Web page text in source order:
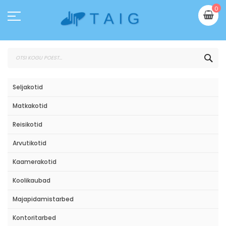
to
Content
0
Seljakotid
Matkakotid
Reisikotid
Arvutikotid
Kaamerakotid
Koolikaubad
Majapidamistarbed
Kontoritarbed